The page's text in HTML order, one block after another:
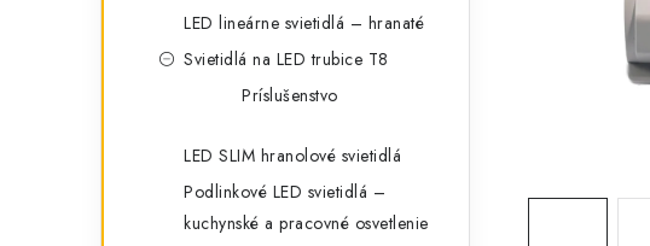
LED lineárne svietidlá – hranaté
Svietidlá na LED trubice T8
Príslušenstvo
LED SLIM hranolové svietidlá
Podlinkové LED svietidlá –
kuchynské a pracovné osvetlenie